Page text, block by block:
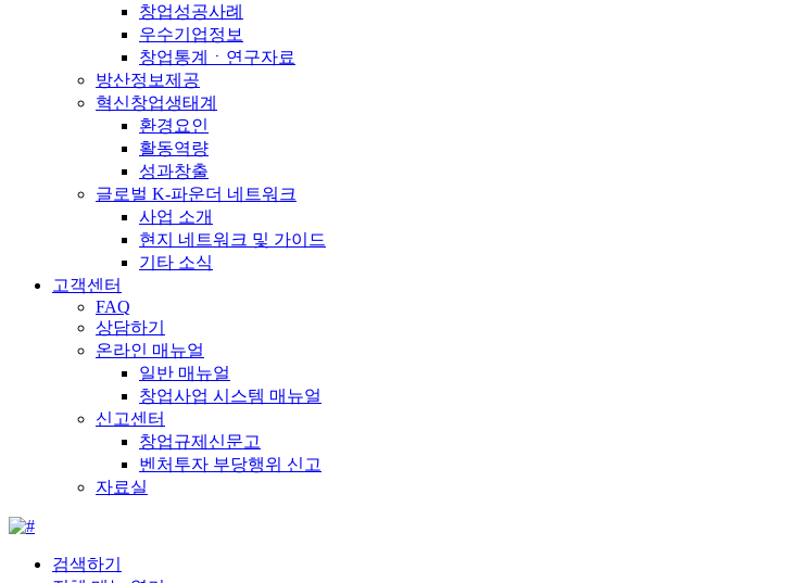
창업성공사례
우수기업정보
창업통계ㆍ연구자료
방산정보제공
혁신창업생태계
환경요인
활동역량
성과창출
글로벌 K-파운더 네트워크
사업 소개
현지 네트워크 및 가이드
기타 소식
고객센터
FAQ
상담하기
온라인 매뉴얼
일반 매뉴얼
창업사업 시스템 매뉴얼
신고센터
창업규제신문고
벤처투자 부당행위 신고
자료실
검색하기